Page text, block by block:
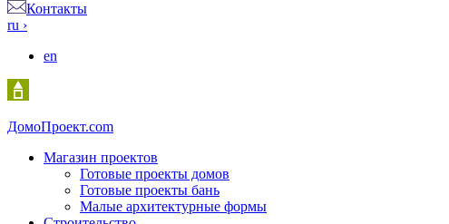
Контакты
ru ›
en
ДомоПроект.com
Магазин проектов
Готовые проекты домов
Готовые проекты бань
Малые архитектурные формы